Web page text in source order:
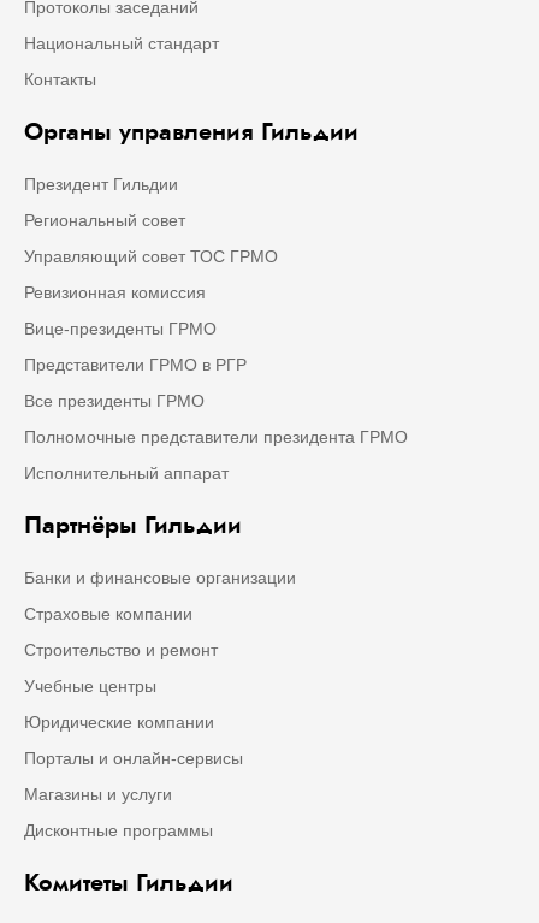
Протоколы заседаний
Национальный стандарт
Контакты
Органы управления Гильдии
Президент Гильдии
Региональный совет
Управляющий совет ТОС ГРМО
Ревизионная комиссия
Вице-президенты ГРМО
Представители ГРМО в РГР
Все президенты ГРМО
Полномочные представители президента ГРМО
Исполнительный аппарат
Партнёры Гильдии
Банки и финансовые организации
Страховые компании
Строительство и ремонт
Учебные центры
Юридические компании
Порталы и онлайн-сервисы
Магазины и услуги
Дисконтные программы
Комитеты Гильдии